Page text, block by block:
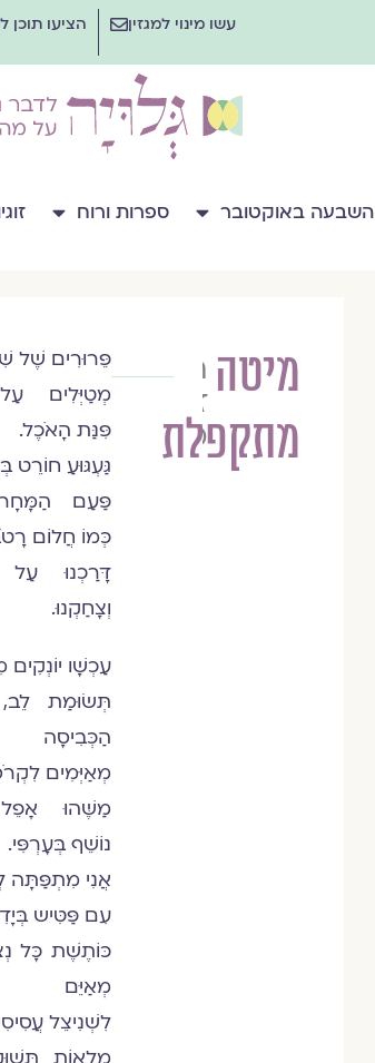
עשו מינוי למגזין הציעו תוכן
השבעה באוקטובר ספרות ורוח
מיטה
מתקפלת
חגית
זוהרה
מנדרובסקי
פֵּרוּרִים שֶׁל
מְטַיְּלִים
פִּנַּת הָאֹכֶל.
גַּעְגּוּעַ חוֹרֵט
פַּעַם
כְּמוֹ חֲלוֹם
דָּרַכְנוּ עַל
וְצָחַקְנוּ.
עַכְשָׁו יוֹנְקִים
תְּשׂוּמַת לֵב,
הַכְּבִיסָה
מְאַיְּמִים
מַשֶּׁהוּ אָפֵל
נוֹשֵׁף בְּעָרְפִּי.
אֲנִי מִתְפַּתָּה
עִם פַּטִּיש
כּוֹתֶשֶׁת כָּל
מְאַיֵּם
לִשְׁנִיצֵל
מְלֵאוֹת